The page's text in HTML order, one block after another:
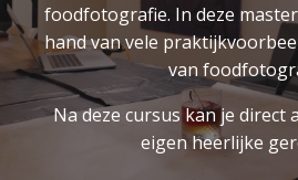
foodfotografie. In deze
hand van vele
van
Na deze cursus kan je direct
eigen heerlijke